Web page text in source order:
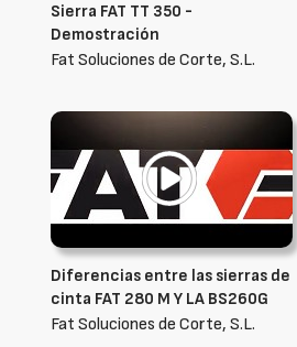
Sierra FAT TT 350 -
Demostración
Fat Soluciones de Corte, S.L.
Diferencias entre las sierras de
cinta FAT 280 M Y LA BS260G
Fat Soluciones de Corte, S.L.